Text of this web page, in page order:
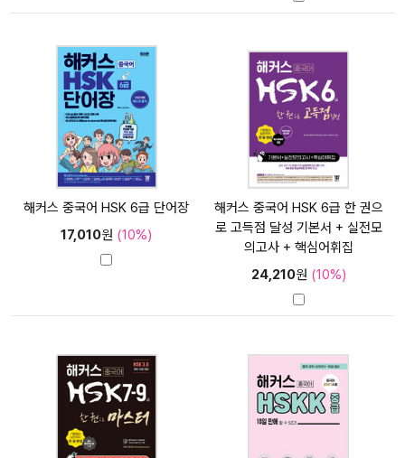
해커스 중국어 HSK 6급 단어장
17,010원 (10%)
해커스 중국어 HSK 6급 한 권으
로 고득점 달성 기본서 + 실전모
의고사 + 핵심어휘집
24,210원 (10%)